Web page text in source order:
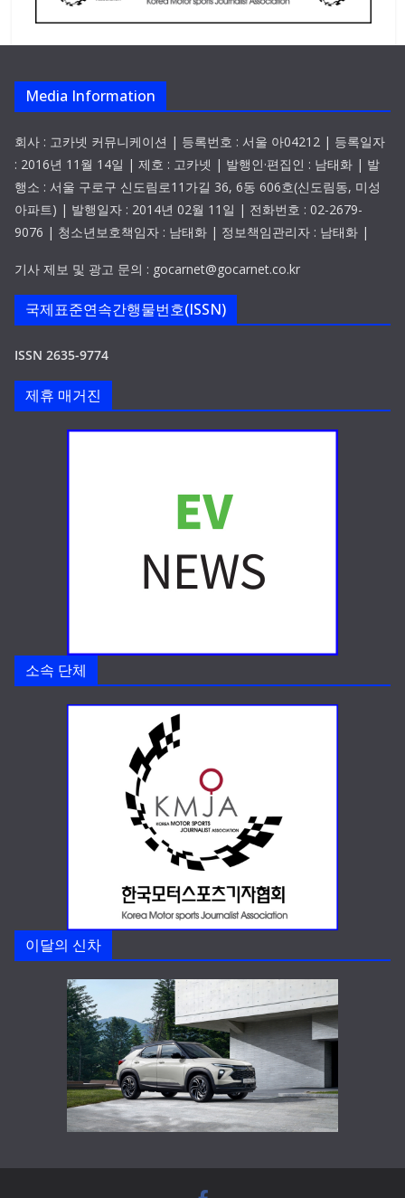
Media Information
회사 : 고카넷 커뮤니케이션 | 등록번호 : 서울 아04212 | 등록일자
: 2016년 11월 14일 | 제호 : 고카넷 | 발행인·편집인 : 남태화 | 발
행소 : 서울 구로구 신도림로11가길 36, 6동 606호(신도림동, 미성
아파트) | 발행일자 : 2014년 02월 11일 | 전화번호 : 02-2679-
9076 | 청소년보호책임자 : 남태화 | 정보책임관리자 : 남태화 |
기사 제보 및 광고 문의 : gocarnet@gocarnet.co.kr
국제표준연속간행물번호(ISSN)
ISSN 2635-9774
제휴 매거진
소속 단체
이달의 신차